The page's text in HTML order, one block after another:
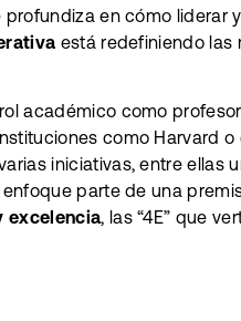
profundiza en cómo liderar
está redefiniendo las
académico como
como Harvard o
iniciativas, entre ellas
parte de una
excelencia, las “4E” que